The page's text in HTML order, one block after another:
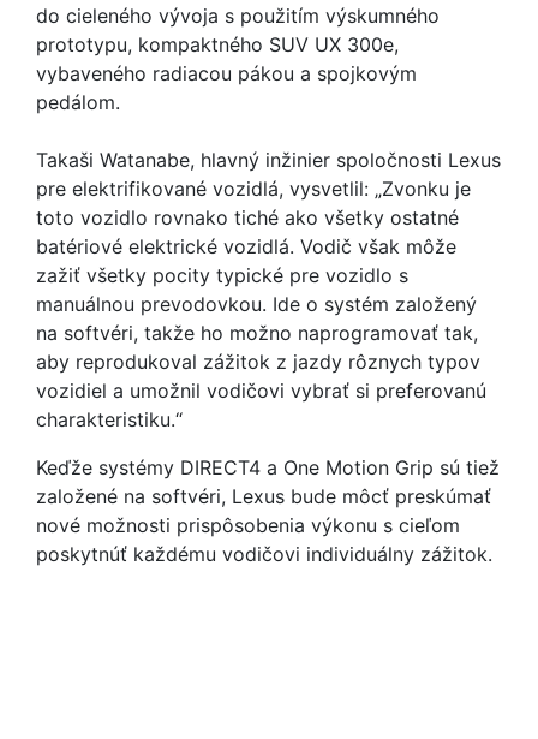
do cieleného vývoja s použitím výskumného
prototypu, kompaktného SUV UX 300e,
vybaveného radiacou pákou a spojkovým
pedálom.
Takaši Watanabe, hlavný inžinier spoločnosti Lexus
pre elektrifikované vozidlá, vysvetlil: „Zvonku je
toto vozidlo rovnako tiché ako všetky ostatné
batériové elektrické vozidlá. Vodič však môže
zažiť všetky pocity typické pre vozidlo s
manuálnou prevodovkou. Ide o systém založený
na softvéri, takže ho možno naprogramovať tak,
aby reprodukoval zážitok z jazdy rôznych typov
vozidiel a umožnil vodičovi vybrať si preferovanú
charakteristiku.“
Keďže systémy DIRECT4 a One Motion Grip sú tiež
založené na softvéri, Lexus bude môcť preskúmať
nové možnosti prispôsobenia výkonu s cieľom
poskytnúť každému vodičovi individuálny zážitok.